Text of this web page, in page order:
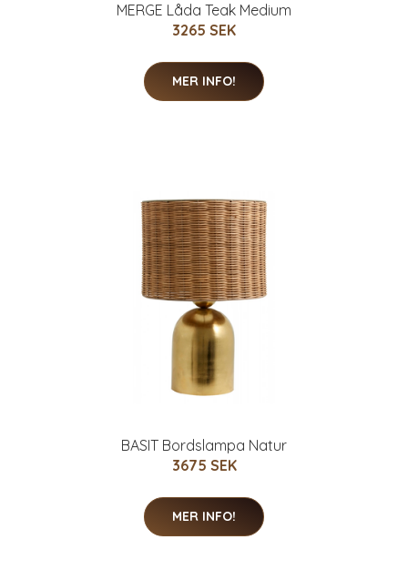
MERGE Låda Teak Medium
3265 SEK
MER INFO!
BASIT Bordslampa Natur
3675 SEK
MER INFO!